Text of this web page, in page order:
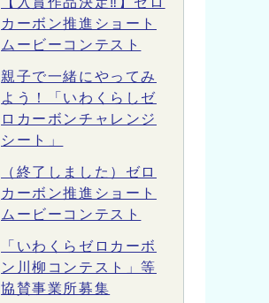
カーボン推進ショート
ムービーコンテスト
親子で一緒にやってみ
よう！「いわくらしゼ
ロカーボンチャレンジ
シート」
（終了しました）ゼロ
カーボン推進ショート
ムービーコンテスト
「いわくらゼロカーボ
ン川柳コンテスト」等
協賛事業所募集